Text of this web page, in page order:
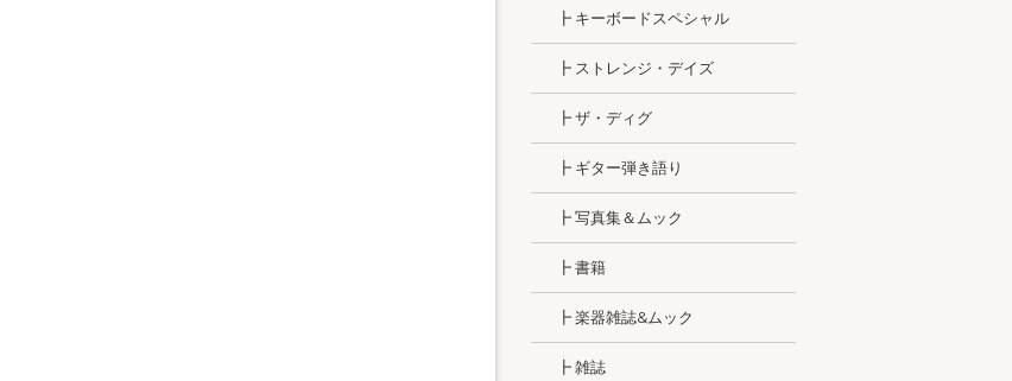
┣ キーボードスペシャル
┣ ストレンジ・デイズ
┣ ザ・ディグ
┣ ギター弾き語り
┣ 写真集＆ムック
┣ 書籍
┣ 楽器雑誌&ムック
┣ 雑誌